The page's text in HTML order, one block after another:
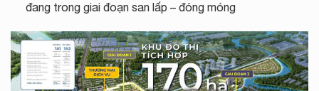
đang trong giai đoạn san lấp – đóng móng